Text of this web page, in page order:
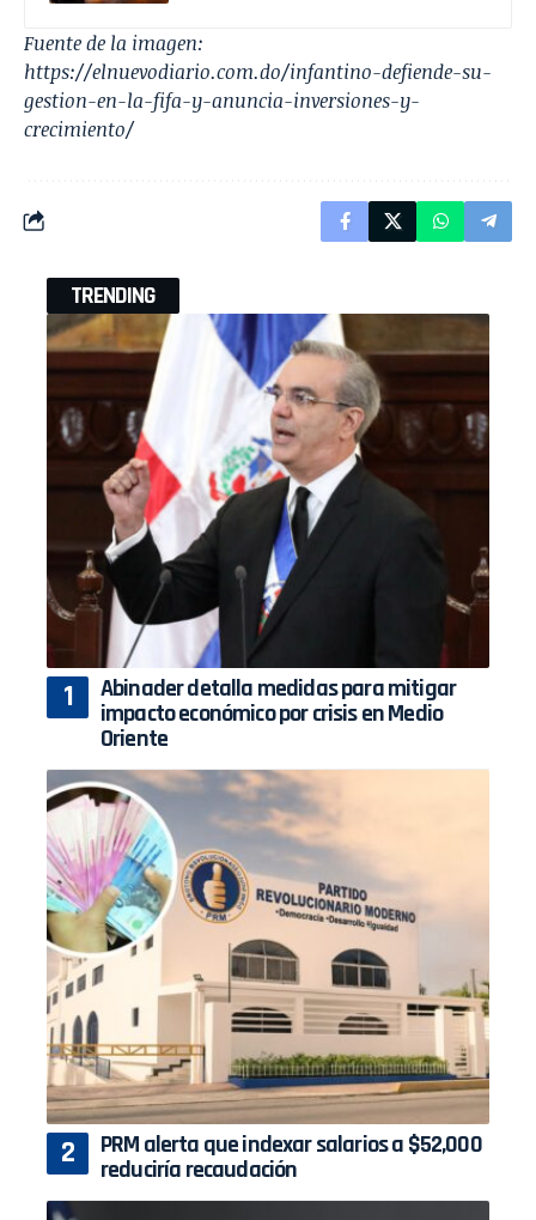
Fuente de la imagen:
https://elnuevodiario.com.do/infantino-defiende-su-
gestion-en-la-fifa-y-anuncia-inversiones-y-
crecimiento/
TRENDING
Abinader detalla medidas para mitigar
impacto económico por crisis en Medio
Oriente
PRM alerta que indexar salarios a $52,000
reduciría recaudación